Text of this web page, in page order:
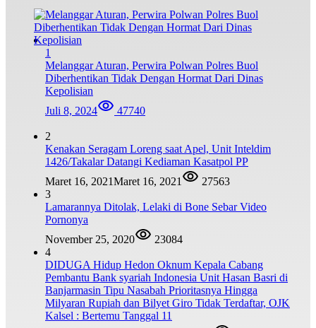
1
Melanggar Aturan, Perwira Polwan Polres Buol
Diberhentikan Tidak Dengan Hormat Dari Dinas
Kepolisian
Juli 8, 2024
47740
2
Kenakan Seragam Loreng saat Apel, Unit Inteldim
1426/Takalar Datangi Kediaman Kasatpol PP
Maret 16, 2021Maret 16, 2021
27563
3
Lamarannya Ditolak, Lelaki di Bone Sebar Video
Pornonya
November 25, 2020
23084
4
DIDUGA Hidup Hedon Oknum Kepala Cabang
Pembantu Bank syariah Indonesia Unit Hasan Basri di
Banjarmasin Tipu Nasabah Prioritasnya Hingga
Milyaran Rupiah dan Bilyet Giro Tidak Terdaftar, OJK
Kalsel : Bertemu Tanggal 11